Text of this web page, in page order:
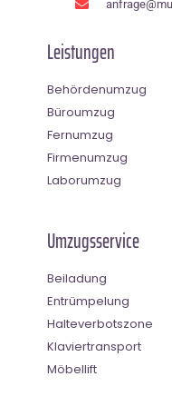
Leistungen
Behördenumzug
Büroumzug
Fernumzug
Firmenumzug
Laborumzug
Umzugsservice
Beiladung
Entrümpelung
Halteverbotszone
Klaviertransport
Möbellift